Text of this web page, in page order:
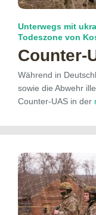
Unterwegs mit
Todeszone von
Counter-
Während in
sowie die Abwehr
Counter-UAS in der